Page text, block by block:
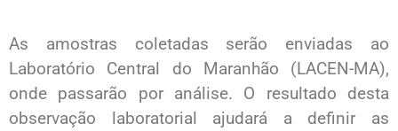
As amostras coletadas serão enviadas ao
Laboratório Central do Maranhão (LACEN-MA),
onde passarão por análise. O resultado desta
observação laboratorial ajudará a definir as